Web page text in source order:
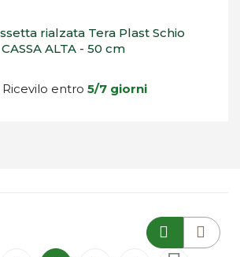
rialzata Tera Plast Schio
CASSA ALTA - 50 cm
Ricevilo entro 5/7 giorni